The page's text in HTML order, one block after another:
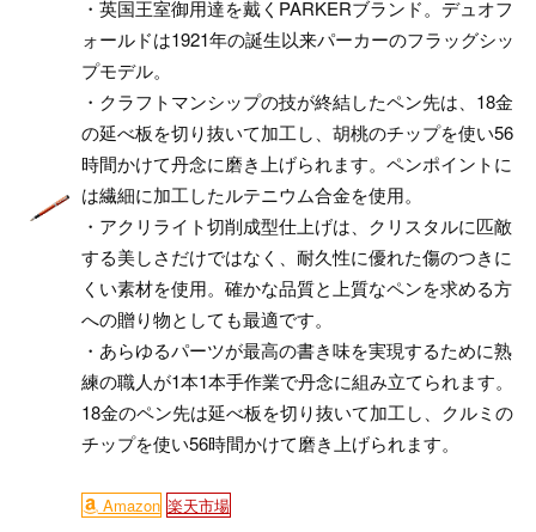
・英国王室御用達を戴くPARKERブランド。デュオフ
ォールドは1921年の誕生以来パーカーのフラッグシッ
プモデル。
・クラフトマンシップの技が終結したペン先は、18金
の延べ板を切り抜いて加工し、胡桃のチップを使い56
時間かけて丹念に磨き上げられます。ペンポイントに
は繊細に加工したルテニウム合金を使用。
・アクリライト切削成型仕上げは、クリスタルに匹敵
する美しさだけではなく、耐久性に優れた傷のつきに
くい素材を使用。確かな品質と上質なペンを求める方
への贈り物としても最適です。
・あらゆるパーツが最高の書き味を実現するために熟
練の職人が1本1本手作業で丹念に組み立てられます。
18金のペン先は延べ板を切り抜いて加工し、クルミの
チップを使い56時間かけて磨き上げられます。
Amazon 楽天市場